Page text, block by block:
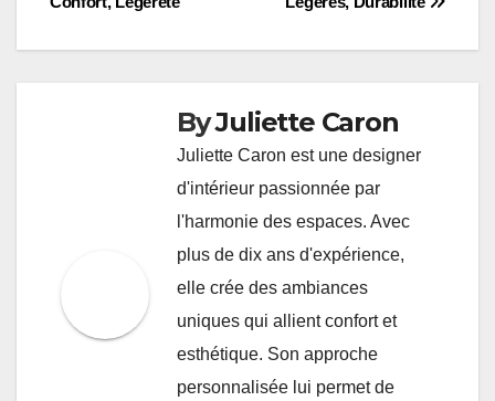
ByJuliette Caron
Juliette Caron est une designer
d'intérieur passionnée par
l'harmonie des espaces. Avec
plus de dix ans d'expérience,
elle crée des ambiances
uniques qui allient confort et
esthétique. Son approche
personnalisée lui permet de